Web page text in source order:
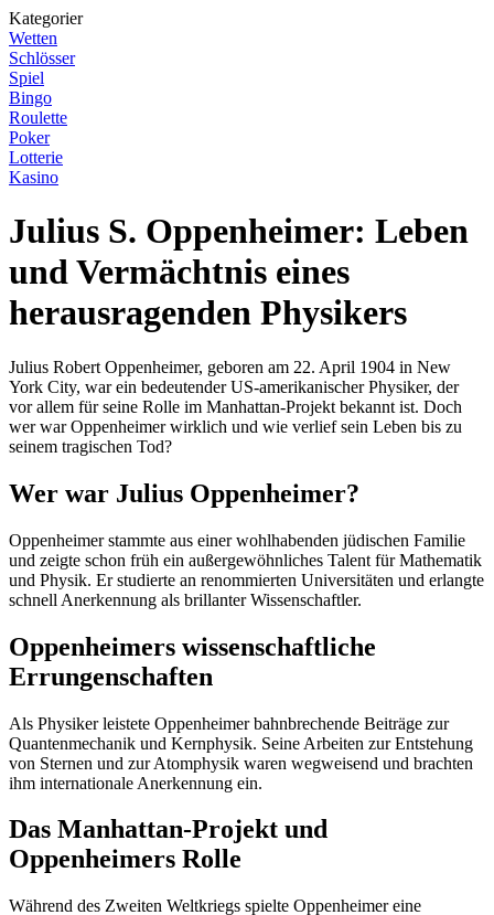
Kategorier
Wetten
Schlösser
Spiel
Bingo
Roulette
Poker
Lotterie
Kasino
Julius S. Oppenheimer: Leben
und Vermächtnis eines
herausragenden Physikers
Julius Robert Oppenheimer, geboren am 22. April 1904 in New
York City, war ein bedeutender US-amerikanischer Physiker, der
vor allem für seine Rolle im Manhattan-Projekt bekannt ist. Doch
wer war Oppenheimer wirklich und wie verlief sein Leben bis zu
seinem tragischen Tod?
Wer war Julius Oppenheimer?
Oppenheimer stammte aus einer wohlhabenden jüdischen Familie
und zeigte schon früh ein außergewöhnliches Talent für Mathematik
und Physik. Er studierte an renommierten Universitäten und erlangte
schnell Anerkennung als brillanter Wissenschaftler.
Oppenheimers wissenschaftliche
Errungenschaften
Als Physiker leistete Oppenheimer bahnbrechende Beiträge zur
Quantenmechanik und Kernphysik. Seine Arbeiten zur Entstehung
von Sternen und zur Atomphysik waren wegweisend und brachten
ihm internationale Anerkennung ein.
Das Manhattan-Projekt und
Oppenheimers Rolle
Während des Zweiten Weltkriegs spielte Oppenheimer eine